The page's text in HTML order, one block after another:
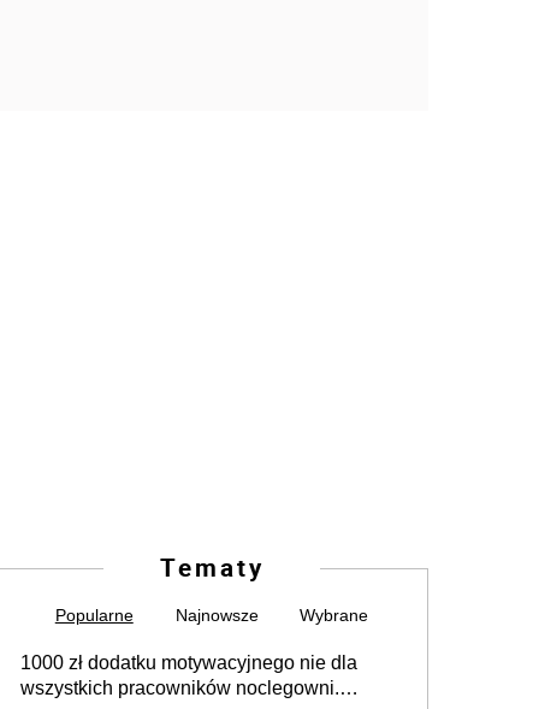
Tematy
Popularne Najnowsze Wybrane
1000 zł dodatku motywacyjnego nie dla
wszystkich pracowników noclegowni.